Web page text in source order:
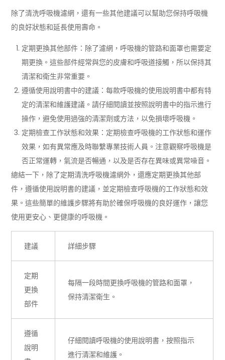
除了清洗呼吸機濾網，還有一些其他建議可以幫助您保持呼吸機
的良好狀態和延長使用壽命。
定期更換其他部件：除了濾網，呼吸機的管路和面罩也需要定
期更換。這些部件經常與您的皮膚和呼吸道接觸，所以保持其
清潔和衛生非常重要。
遵循使用說明書中的建議：每款呼吸機的使用說明書中都有特
定的清潔和維護建議。請仔細閱讀並按照說明書中的指示進行
操作，避免使用過強的清潔劑或方法，以免損壞呼吸機。
定期檢查工作狀態和效果：定期檢查呼吸機的工作狀態和運作
效果，如有異常應及時聯繫專業技術人員。注意觀察呼吸機是
否正常運轉，氣流是否暢通，以及是否存在異味或異常噪音。
總結一下，除了定期清洗呼吸機濾網外，還應定期更換其他部
件，遵循使用說明書的建議，並定期檢查呼吸機的工作狀態和效
果。這些簡單的維護步驟將有助於確保呼吸機的良好運作，讓您
使用更安心、更健康的呼吸機。
建議 詳細步驟
定期
更換
部件
每隔一段時間更換呼吸機的管路和面罩，
保持清潔衛生。
遵循
說明
仔細閱讀呼吸機的使用說明書，按照指示
進行清潔和維護。